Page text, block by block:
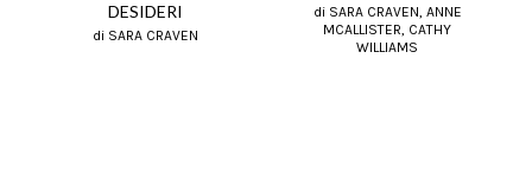
DESIDERI
di SARA CRAVEN
di SARA CRAVEN, ANNE
MCALLISTER, CATHY
WILLIAMS